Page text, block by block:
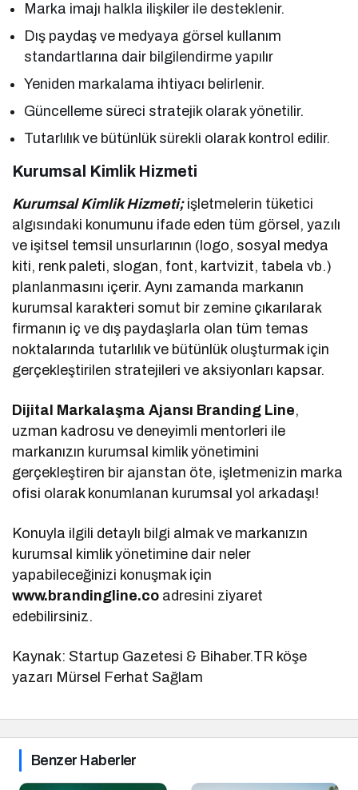
Marka imajı halkla ilişkiler ile desteklenir.
Dış paydaş ve medyaya görsel kullanım
standartlarına dair bilgilendirme yapılır
Yeniden markalama ihtiyacı belirlenir.
Güncelleme süreci stratejik olarak yönetilir.
Tutarlılık ve bütünlük sürekli olarak kontrol edilir.
Kurumsal Kimlik Hizmeti
Kurumsal Kimlik Hizmeti; işletmelerin tüketici
algısındaki konumunu ifade eden tüm görsel, yazılı
ve işitsel temsil unsurlarının (logo, sosyal medya
kiti, renk paleti, slogan, font, kartvizit, tabela vb.)
planlanmasını içerir. Aynı zamanda markanın
kurumsal karakteri somut bir zemine çıkarılarak
firmanın iç ve dış paydaşlarla olan tüm temas
noktalarında tutarlılık ve bütünlük oluşturmak için
gerçekleştirilen stratejileri ve aksiyonları kapsar.
Dijital Markalaşma Ajansı Branding Line,
uzman kadrosu ve deneyimli mentorleri ile
markanızın kurumsal kimlik yönetimini
gerçekleştiren bir ajanstan öte, işletmenizin marka
ofisi olarak konumlanan kurumsal yol arkadaşı!
Konuyla ilgili detaylı bilgi almak ve markanızın
kurumsal kimlik yönetimine dair neler
yapabileceğinizi konuşmak için
www.brandingline.co adresini ziyaret
edebilirsiniz.
Kaynak: Startup Gazetesi & Bihaber.TR köşe
yazarı Mürsel Ferhat Sağlam
Benzer Haberler